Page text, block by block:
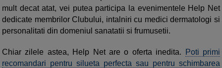
mult decat atat, vei putea participa la evenimentele Help Net
dedicate membrilor Clubului, intalniri cu medici dermatologi si
personalitati din domeniul sanatatii si frumusetii.
Chiar zilele astea, Help Net are o oferta inedita.
Poti primi
recomandari pentru silueta perfecta sau pentru schimbarea